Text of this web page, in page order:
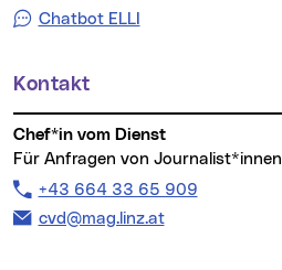
Chatbot ELLI
Kontakt
Chef*in vom Dienst
Für Anfragen von Journalist*innen
Telefon:
+43 664 33 65 909
E-Mail Adresse:
cvd@mag.linz.at